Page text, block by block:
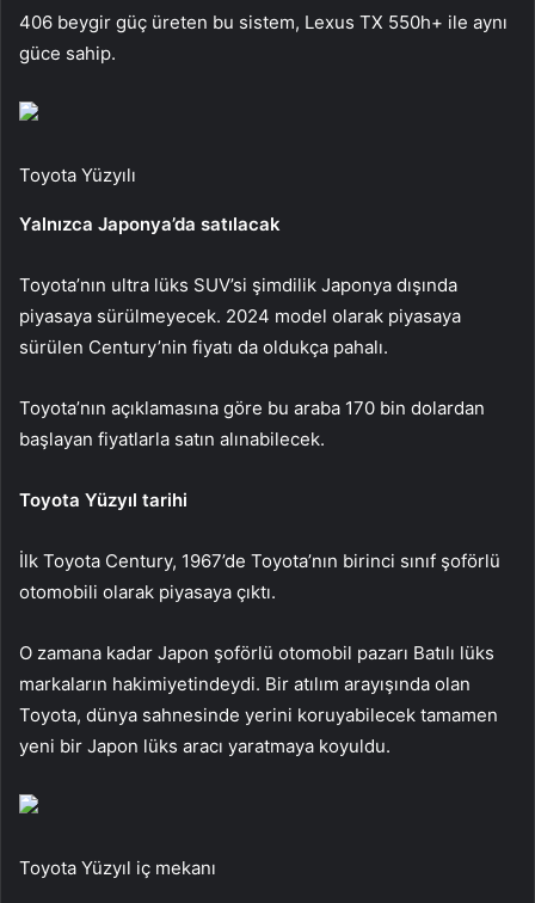
406 beygir güç üreten bu sistem, Lexus TX 550h+ ile aynı
güce sahip.
Toyota Yüzyılı
Yalnızca Japonya’da satılacak
Toyota’nın ultra lüks SUV’si şimdilik Japonya dışında
piyasaya sürülmeyecek. 2024 model olarak piyasaya
sürülen Century’nin fiyatı da oldukça pahalı.
Toyota’nın açıklamasına göre bu araba 170 bin dolardan
başlayan fiyatlarla satın alınabilecek.
Toyota Yüzyıl tarihi
İlk Toyota Century, 1967’de Toyota’nın birinci sınıf şoförlü
otomobili olarak piyasaya çıktı.
O zamana kadar Japon şoförlü otomobil pazarı Batılı lüks
markaların hakimiyetindeydi. Bir atılım arayışında olan
Toyota, dünya sahnesinde yerini koruyabilecek tamamen
yeni bir Japon lüks aracı yaratmaya koyuldu.
Toyota Yüzyıl iç mekanı